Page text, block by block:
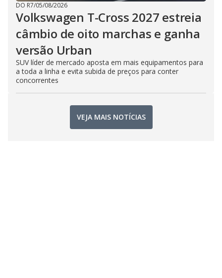
DO R7/05/08/2026
Volkswagen T-Cross 2027 estreia
câmbio de oito marchas e ganha
versão Urban
SUV líder de mercado aposta em mais equipamentos para
a toda a linha e evita subida de preços para conter
concorrentes
VEJA MAIS NOTÍCIAS